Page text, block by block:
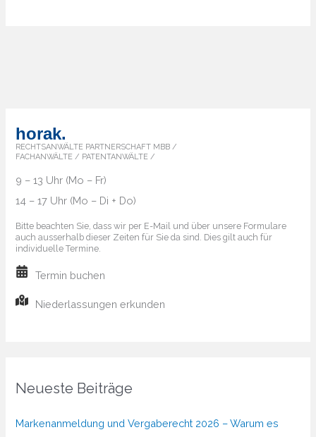
zusammengehört
horak.
RECHTSANWÄLTE PARTNERSCHAFT MBB /
FACHANWÄLTE / PATENTANWÄLTE /
9 – 13 Uhr (Mo – Fr)
14 – 17 Uhr (Mo – Di + Do)
Bitte beachten Sie, dass wir per E-Mail und über unsere Formulare
auch ausserhalb dieser Zeiten für Sie da sind. Dies gilt auch für
individuelle Termine.
Termin buchen
Niederlassungen erkunden
Neueste Beiträge
Markenanmeldung und Vergaberecht 2026 – Warum es